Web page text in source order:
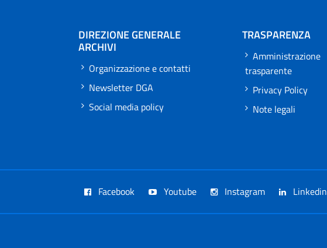
DIREZIONE GENERALE
ARCHIVI
Organizzazione e contatti
Newsletter DGA
Social media policy
TRASPARENZA
Amministrazione
trasparente
Privacy Policy
Note legali
Facebook Youtube Instagram Linkedin